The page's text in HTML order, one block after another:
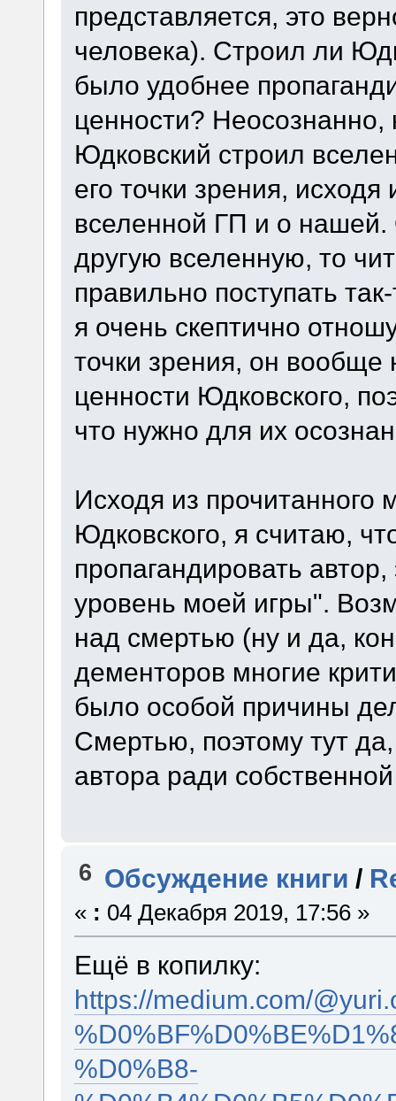
представляется, это
человека). Строил ли
было удобнее
ценности?
Юдковский строил
его точки зрения,
вселенной ГП и о
другую вселенную, то
правильно поступать
я очень скептично
точки зрения, он
ценности Юдковского,
что нужно для их
Исходя из прочитанного
Юдковского, я считаю,
пропагандировать
уровень моей игры".
над смертью (ну и да,
дементоров многие
было особой причины
Смертью, поэтому тут
автора ради
6 Обсуждение книги /
« : 04 Декабря 2019, 17:56 »
Ещё в копилку:
https://medium.com/
%D0%B8-